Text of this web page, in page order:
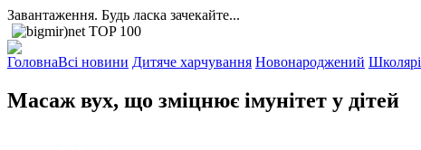
Завантаження. Будь ласка зачекайте...
ГоловнаВсі новини Дитяче харчування Новонароджений Школярі
Масаж вух, що зміцнює імунітет у дітей